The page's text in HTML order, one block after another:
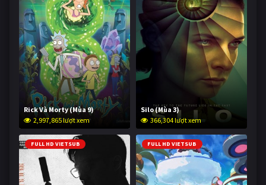
Rick Và Morty (Mùa 9)
2,997,865 lượt xem
Silo (Mùa 3)
366,304 lượt xem
FULL HD VIETSUB FULL HD VIETSUB